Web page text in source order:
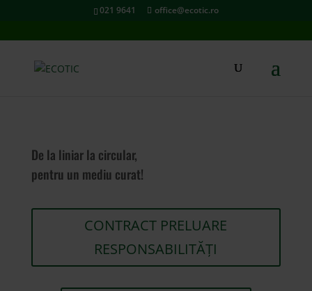
021 9641 office@ecotic.ro
De la liniar la circular,
pentru un mediu curat!
CONTRACT PRELUARE
RESPONSABILITĂȚI